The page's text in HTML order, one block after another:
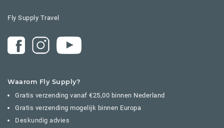
Fly Supply Travel
Waarom Fly Supply?
Gratis verzending vanaf €25,00 binnen Nederland
Gratis verzending mogelijk binnen Europa
Deskundig advies